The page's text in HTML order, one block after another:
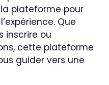
plateforme pour
Que
inscrire ou
cette plateforme
guider vers une